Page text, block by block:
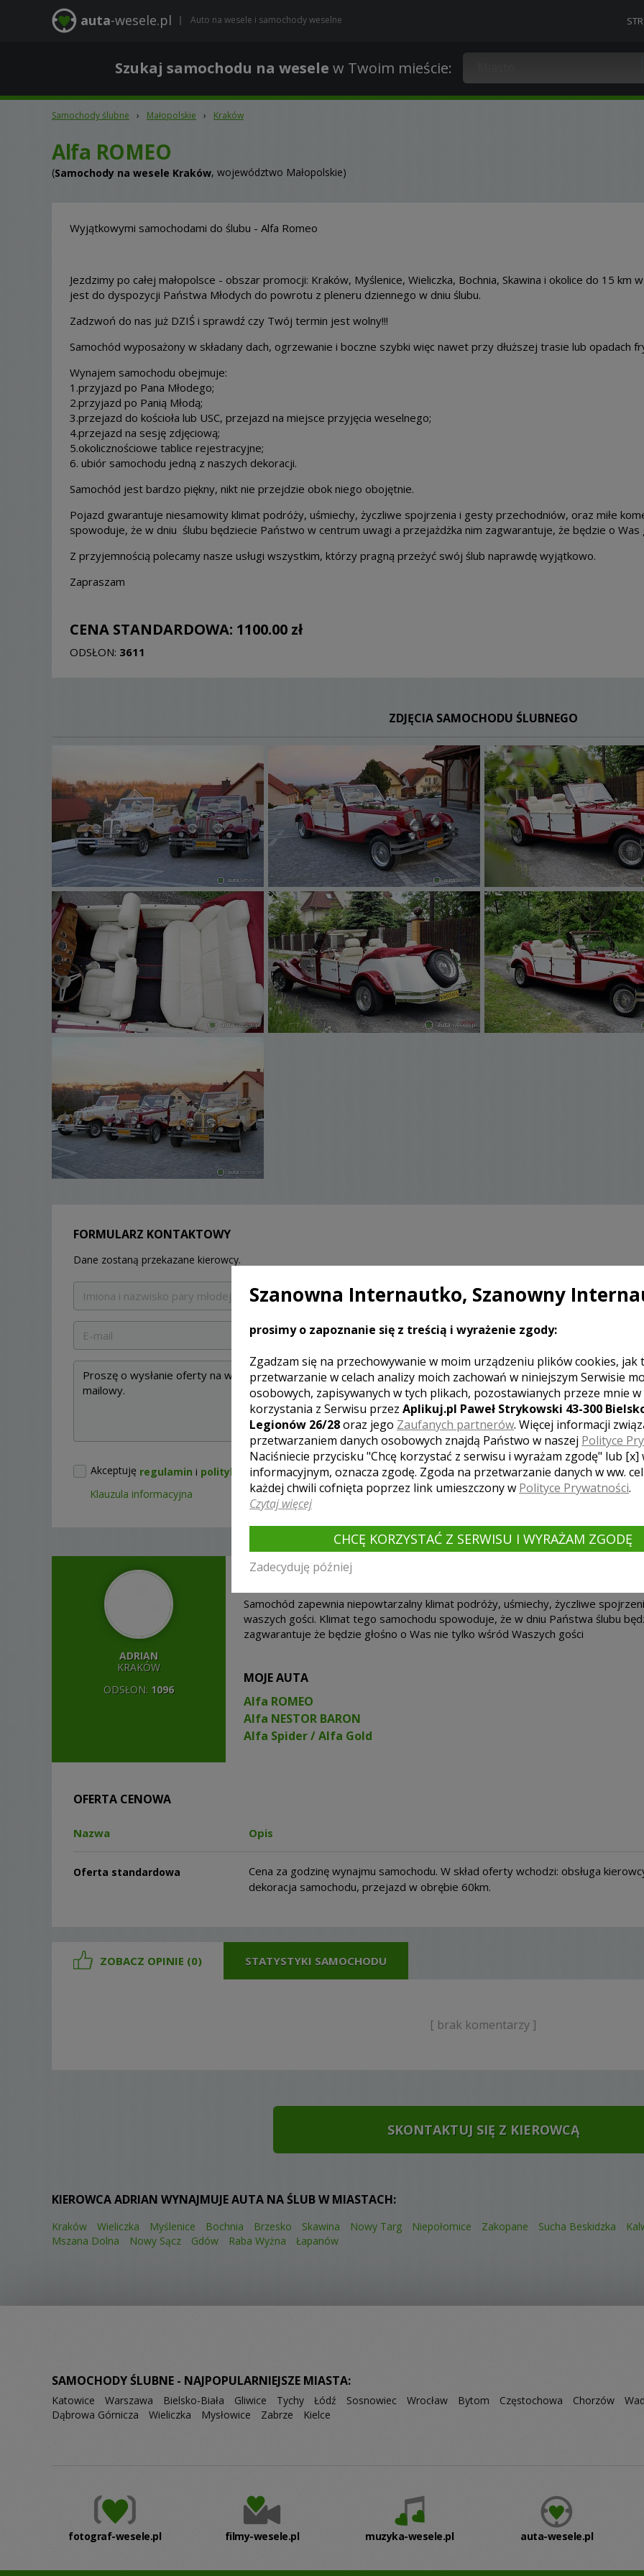
auta-wesele.pl Auto na wesele i samochody weselne
Szukaj samochodu na wesele w Twoim mieście:
Samochody ślubne › Małopolskie › Kraków
Alfa ROMEO
(Samochody na wesele Kraków, województwo Małopolskie)
Wyjątkowymi samochodami do ślubu - Alfa Romeo
Jezdzimy po całej małopolsce - obszar promocji: Kraków, Myślenice, Wieliczka, Bochnia, Skawina i okolice do 15
jest do dyspozycji Państwa Młodych do powrotu z pleneru dziennego w dniu ślubu.
Zadzwoń do nas już DZIŚ i sprawdź czy Twój termin jest wolny!!!
Samochód wyposażony w składany dach, ogrzewanie i boczne szybki więc nawet przy dłuższej trasie lub opadach
Wynajem samochodu obejmuje:
1.przyjazd po Pana Młodego;
2.przyjazd po Panią Młodą;
3.przejazd do kościoła lub USC, przejazd na miejsce przyjęcia weselnego;
4.przejazd na sesję zdjęciową;
5.okolicznościowe tablice rejestracyjne;
6. ubiór samochodu jedną z naszych dekoracji.
Samochód jest bardzo piękny, nikt nie przejdzie obok niego obojętnie.
Pojazd gwarantuje niesamowity klimat podróży, uśmiechy, życzliwe spojrzenia i gesty przechodniów, oraz miłe
spowoduje, że w dniu ślubu będziecie Państwo w centrum uwagi a przejażdżka nim zagwarantuje, że będzie o Was
Z przyjemnością polecamy nasze usługi wszystkim, którzy pragną przeżyć swój ślub naprawdę wyjątkowo.
Zapraszam
CENA STANDARDOWA: 1100.00 zł
ODSŁON: 3611
ZDJĘCIA SAMOCHODU ŚLUBNEGO
FORMULARZ KONTAKTOWY
Dane zostaną przekazane kierowcy.
Akceptuję regulamin i politykę prywatności
Klauzula informacyjna
ADRIAN
KRAKÓW
ODSŁON: 1096
Samochód zapewnia niepowtarzalny klimat podróży, uśmiechy, życzliwe
waszych gości. Klimat tego samochodu spowoduje, że w dniu Państwa ślubu
zagwarantuje że będzie głośno o Was nie tylko wśród Waszych gości
MOJE AUTA
Alfa ROMEO
Alfa NESTOR BARON
Alfa Spider / Alfa Gold
OFERTA CENOWA
Nazwa Opis
Oferta standardowa
Cena za godzinę wynajmu samochodu. W skład oferty wchodzi: obsługa
dekoracja samochodu, przejazd w obrębie 60km.
ZOBACZ OPINIE (0) STATYSTYKI SAMOCHODU
[ brak komentarzy ]
SKONTAKTUJ SIĘ Z KIEROWCĄ
KIEROWCA ADRIAN WYNAJMUJE AUTA NA ŚLUB W MIASTACH:
Kraków Wieliczka Myślenice Bochnia Brzesko Skawina Nowy Targ Niepołomice Zakopane Sucha Beskidzka
Mszana Dolna
Nowy Sącz Gdów Raba Wyżna Łapanów
SAMOCHODY ŚLUBNE - NAJPOPULARNIEJSZE MIASTA:
Katowice Warszawa Bielsko-Biała Gliwice Tychy Łódź Sosnowiec Wrocław Bytom Częstochowa Chorzów
Dąbrowa Górnicza
Wieliczka Mysłowice Zabrze Kielce
fotograf-wesele.pl filmy-wesele.pl muzyka-wesele.pl auta-wesele.pl
Szanowna Internautko, Szanowny
prosimy o zapoznanie się z treścią i wyrażenie zgody:
Zgadzam się na przechowywanie w moim urządzeniu plików cookies, jak
przetwarzanie w celach analizy moich zachowań w niniejszym Serwisie
osobowych, zapisywanych w tych plikach, pozostawianych przeze mnie
korzystania z Serwisu przez Aplikuj.pl Paweł Strykowski 43-300
Legionów 26/28oraz jego Zaufanych partnerów. Więcej informacji
przetwarzaniem danych osobowych znajdą Państwo w naszej Polityce
Naciśniecie przycisku "Chcę korzystać z serwisu i wyrażam zgodę" lub
informacyjnym, oznacza zgodę. Zgoda na przetwarzanie danych w ww.
każdej chwili cofnięta poprzez link umieszczony w Polityce Prywatności.
Czytaj więcej
CHCĘ KORZYSTAĆ Z SERWISU I WYRAŻAM ZGODĘ
Zadecyduję później